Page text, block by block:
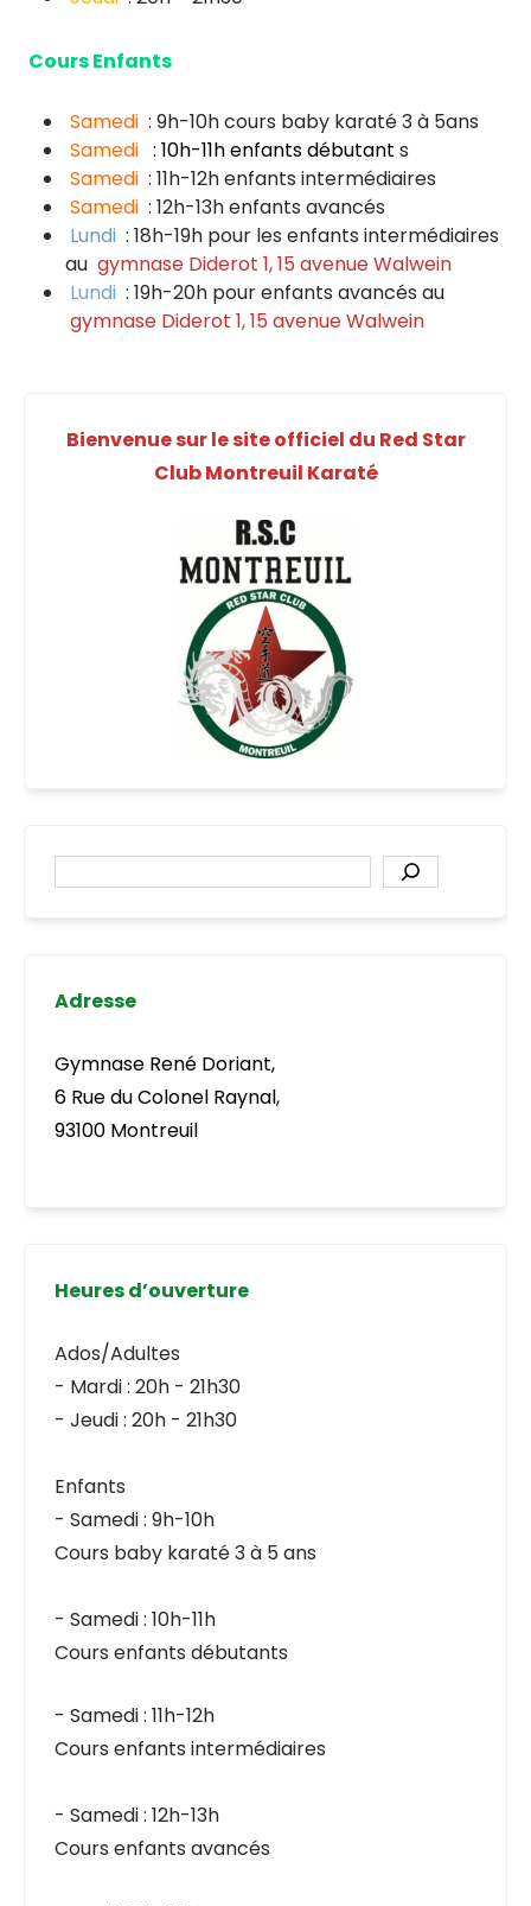
Cours Enfants
Samedi : 9h-10h cours baby karaté 3 à 5ans
Samedi : 10h-11h enfants débutant s
Samedi : 11h-12h enfants intermédiaires
Samedi : 12h-13h enfants avancés
Lundi : 18h-19h pour les enfants intermédiaires
au gymnase Diderot 1, 15 avenue Walwein
Lundi : 19h-20h pour enfants avancés au
gymnase Diderot 1, 15 avenue Walwein
Bienvenue sur le site officiel du Red Star
Club Montreuil Karaté
Rechercher
Adresse
Gymnase René Doriant,
6 Rue du Colonel Raynal,
93100 Montreuil
Heures d’ouverture
Ados/Adultes
- Mardi : 20h - 21h30
- Jeudi : 20h - 21h30
Enfants
- Samedi : 9h-10h
Cours baby karaté 3 à 5 ans
- Samedi : 10h-11h
Cours enfants débutants
- Samedi : 11h-12h
Cours enfants intermédiaires
- Samedi : 12h-13h
Cours enfants avancés